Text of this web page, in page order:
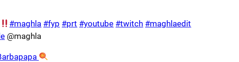
#maghla #fyp #prt #youtube #twitch #maghlaedit
@maghla